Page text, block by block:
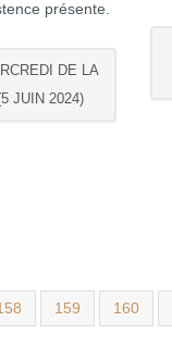
présente.
DE LA
JUIN 2024)
159 160